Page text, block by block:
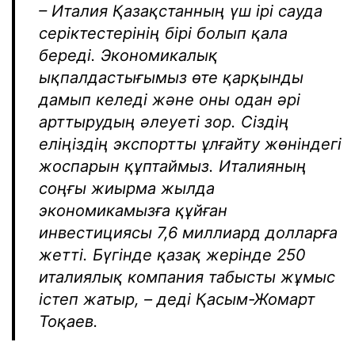
– Италия Қазақстанның үш ірі сауда
серіктестерінің бірі болып қала
береді. Экономикалық
ықпалдастығымыз өте қарқынды
дамып келеді және оны одан әрі
арттырудың әлеуеті зор. Сіздің
еліңіздің экспортты ұлғайту жөніндегі
жоспарын құптаймыз. Италияның
соңғы жиырма жылда
экономикамызға құйған
инвестициясы 7,6 миллиард долларға
жетті. Бүгінде қазақ жерінде 250
италиялық компания табысты жұмыс
істеп жатыр, – деді Қасым-Жомарт
Тоқаев.